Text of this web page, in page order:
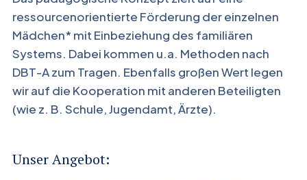
ressourcenorientierte Förderung der einzelnen
Mädchen* mit Einbeziehung des familiären
Systems. Dabei kommen u.a. Methoden nach
DBT-A zum Tragen. Ebenfalls großen Wert legen
wir auf die Kooperation mit anderen Beteiligten
(wie z. B. Schule, Jugendamt, Ärzte).
Unser Angebot: